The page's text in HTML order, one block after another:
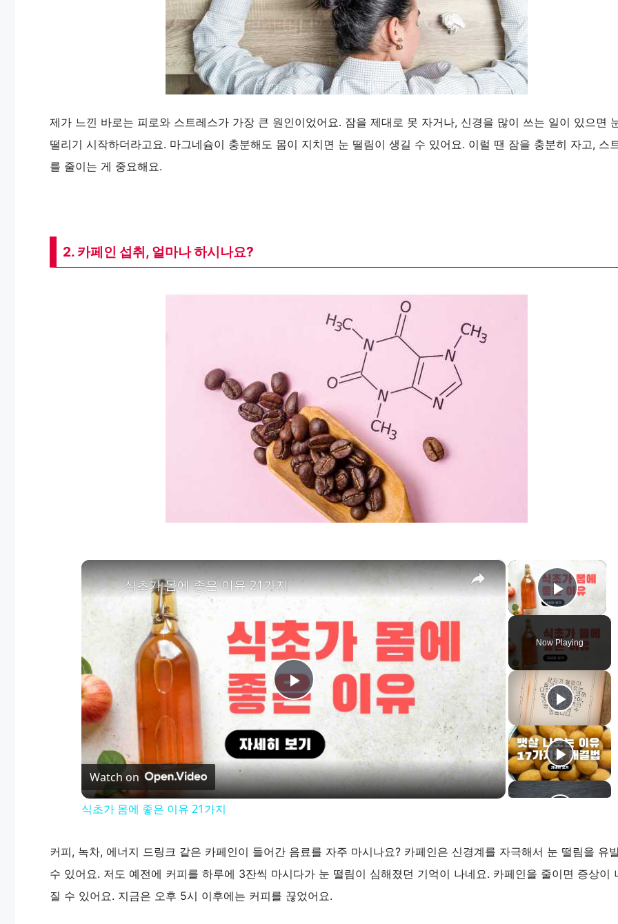
제가 느낀 바로는 피로와 스트레스가 가장 큰 원인이었어요. 잠을 제대로 못 자거나, 신경을 많이 쓰는 일이 있으면
떨리기 시작하더라고요. 마그네슘이 충분해도 몸이 지치면 눈 떨림이 생길 수 있어요. 이럴 땐 잠을 충분히 자고, 스
를 줄이는 게 중요해요.
2. 카페인 섭취, 얼마나 하시나요?
×
Play
Now Playing
×
P
l
a
V
i
식초가 몸에 좋은 이유 21가지
Watch on
식초가 몸에 좋은 이유 21가지
커피, 녹차, 에너지 드링크 같은 카페인이 들어간 음료를 자주 마시나요? 카페인은 신경계를 자극해서 눈 떨림을 유
수 있어요. 저도 예전에 커피를 하루에 3잔씩 마시다가 눈 떨림이 심해졌던 기억이 나네요. 카페인을 줄이면 증상이
질 수 있어요. 지금은 오후 5시 이후에는 커피를 끊었어요.